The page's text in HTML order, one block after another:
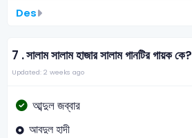
Des
7 .সালাম সালাম হাজার সালাম গানটির গায়ক কে?
Updated: 2 weeks ago
আব্দুল জব্বার
আবদুল হাদী